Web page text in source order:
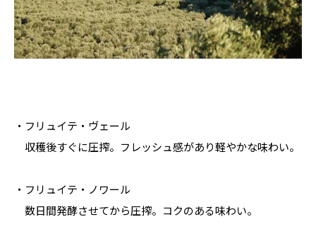
・フリュイテ・ヴェール
収穫後すぐに圧搾。フレッシュ感があり軽やかな味わい。
・フリュイテ・ノワール
数日間発酵させてから圧搾。コクのある味わい。